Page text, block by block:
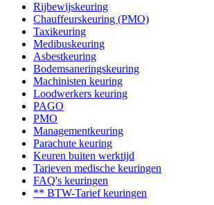
Rijbewijskeuring
Chauffeurskeuring (PMO)
Taxikeuring
Medibuskeuring
Asbestkeuring
Bodemsaneringskeuring
Machinisten keuring
Loodwerkers keuring
PAGO
PMO
Managementkeuring
Parachute keuring
Keuren buiten werktijd
Tarieven medische keuringen
FAQ's keuringen
** BTW-Tarief keuringen